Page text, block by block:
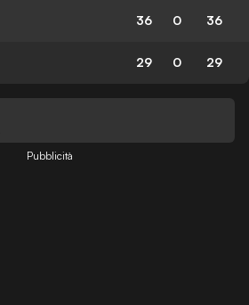
36 0 36
29 0 29
Pubblicità